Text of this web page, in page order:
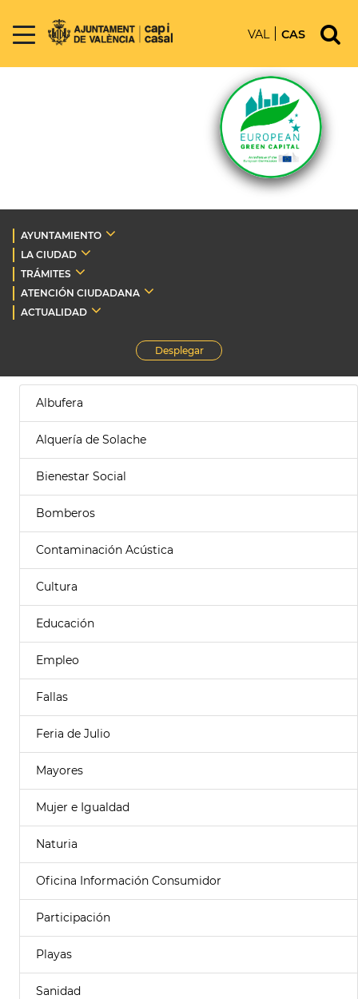
VAL CAS
AYUNTAMIENTO
LA CIUDAD
TRÁMITES
ATENCIÓN CIUDADANA
ACTUALIDAD
Desplegar
Albufera
Alquería de Solache
Bienestar Social
Bomberos
Contaminación Acústica
Cultura
Educación
Empleo
Fallas
Feria de Julio
Mayores
Mujer e Igualdad
Naturia
Oficina Información Consumidor
Participación
Playas
Sanidad